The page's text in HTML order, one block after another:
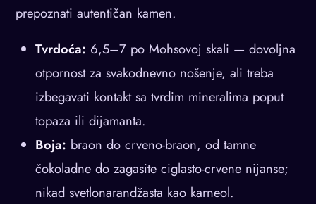
prepoznati autentičan kamen.
Tvrdoća: 6,5–7 po Mohsovoj skali — dovoljna
otpornost za svakodnevno nošenje, ali treba
izbegavati kontakt sa tvrdim mineralima poput
topaza ili dijamanta.
Boja: braon do crveno-braon, od tamne
čokoladne do zagasite ciglasto-crvene nijanse;
nikad svetlonarandžasta kao karneol.